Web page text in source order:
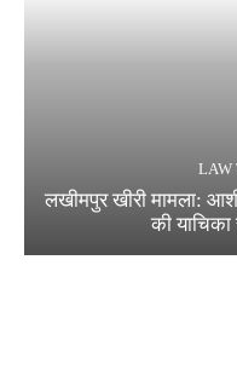
LAW
लखीमपुर खीरी मामला:
की याचिका